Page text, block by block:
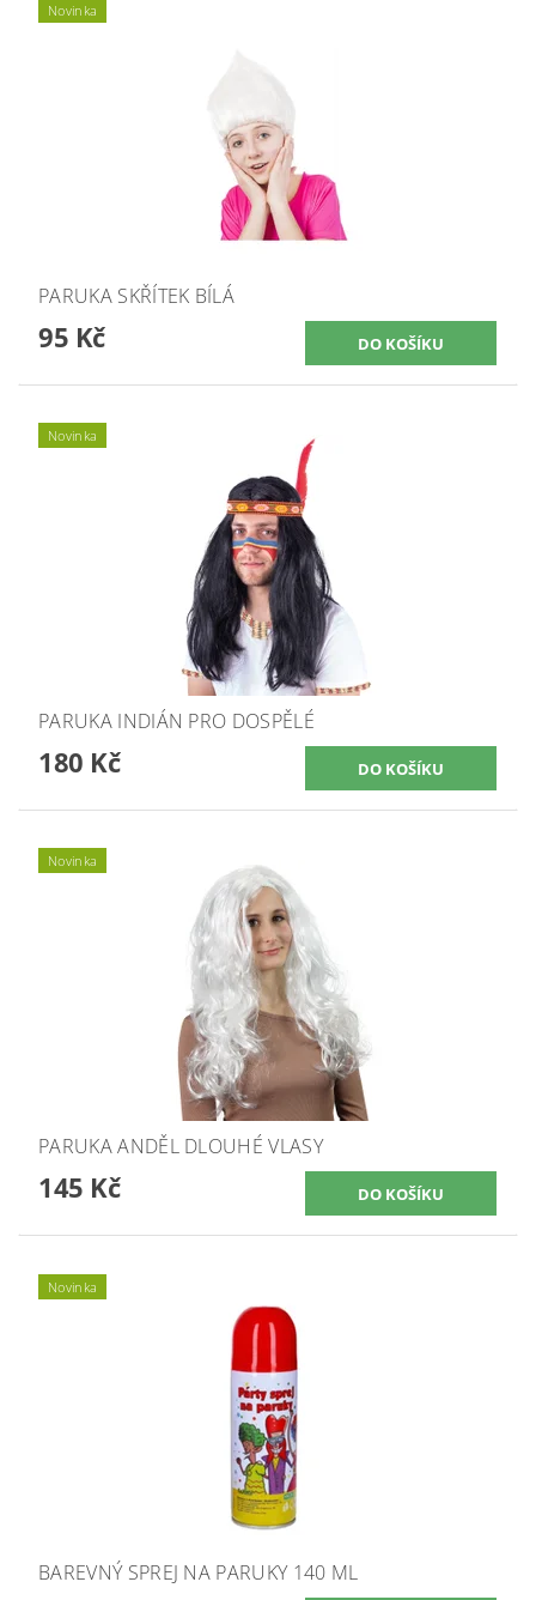
Novinka
PARUKA SKŘÍTEK BÍLÁ
95 Kč
Novinka
PARUKA INDIÁN PRO DOSPĚLÉ
180 Kč
Novinka
PARUKA ANDĚL DLOUHÉ VLASY
145 Kč
Novinka
BAREVNÝ SPREJ NA PARUKY 140 ML